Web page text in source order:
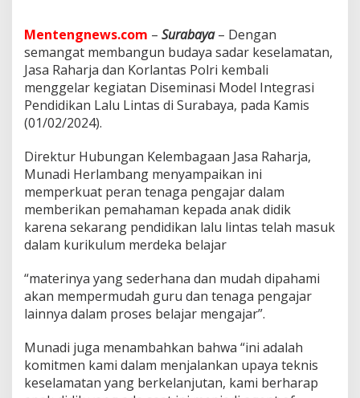
u
k
u
P
i
d
i
k
a
n
L
l
u
L
t
a
s
K
Mentengnews.com – Surabaya– Dengan
semangat membangun budaya sadar keselamatan,
Jasa Raharja dan Korlantas Polri kembali
menggelar kegiatan Diseminasi Model Integrasi
Pendidikan Lalu Lintas di Surabaya, pada Kamis
(01/02/2024).
Direktur Hubungan Kelembagaan Jasa Raharja,
Munadi Herlambang menyampaikan ini
memperkuat peran tenaga pengajar dalam
memberikan pemahaman kepada anak didik
karena sekarang pendidikan lalu lintas telah masuk
dalam kurikulum merdeka belajar
“materinya yang sederhana dan mudah dipahami
akan mempermudah guru dan tenaga pengajar
lainnya dalam proses belajar mengajar”.
Munadi juga menambahkan bahwa “ini adalah
komitmen kami dalam menjalankan upaya teknis
keselamatan yang berkelanjutan, kami berharap